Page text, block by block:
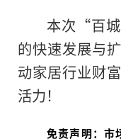
本次“百
的快速发展与
动家居行业财
活力！
免责声明：市